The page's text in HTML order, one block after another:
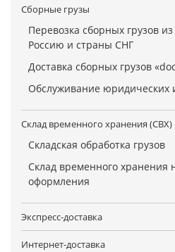
Сборные грузы
Перевозка сборных грузов
Россию и страны СНГ
Доставка сборных грузов
Обслуживание юридических
Склад временного хранения (СВХ)
Складская обработка грузов
Склад временного хранения
оформления
Экспресс-доставка
Интернет-доставка